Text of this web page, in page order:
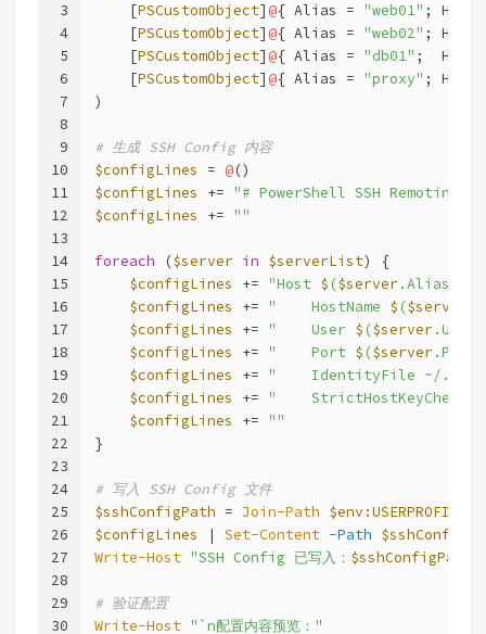
3
4
5
6
7
8
9
10
11
12
13
14
15
16
17
18
19
20
21
22
23
24
25
26
27
28
29
30
    [
PSCustomObject] @{ Alias = "web01" ;
    [
PSCustomObject] @{ Alias = "web02" ;
    [
PSCustomObject] @{ Alias = "db01" ;  Host
    [
PSCustomObject] @{ Alias = "proxy" ;
)
# 生成 SSH Config 内容
$configLines = @()
$configLines += "# PowerShell SSH Remoting -
$configLines += ""
foreach ($server in $serverList) {
$configLines += "Host $ ($server .Alias)"
$configLines += "    HostName $ ($server
$configLines += "    User $ ($server
$configLines += "    Port $ ($server
$configLines += "    IdentityFile ~/.ssh/
$configLines += "
$configLines += ""
}
# 写入 SSH Config 文件
$sshConfigPath = Join-Path $env:USERPROFILE
$configLines | Set-Content -Path
Write-Host "SSH Config 已写入： $sshConfigPath
# 验证配置
Write-Host "`n配置内容预览："